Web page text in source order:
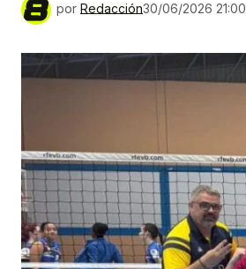
por Redacción30/06/2026 21:00